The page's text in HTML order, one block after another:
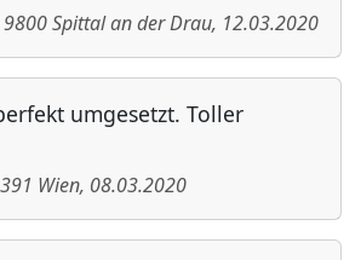
9800Spittal an der Drau, 12.03.2020
umgesetzt. Toller
Wien, 08.03.2020